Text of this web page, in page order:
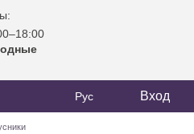
Рус Вход